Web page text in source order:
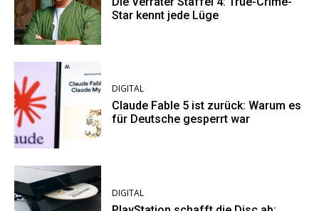
Star kennt jede Lüge
DIGITAL
Claude Fable 5 ist zurück: Warum es
für Deutsche gesperrt war
DIGITAL